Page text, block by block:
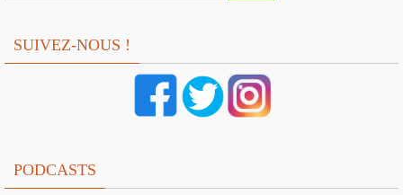
SUIVEZ-NOUS !
PODCASTS